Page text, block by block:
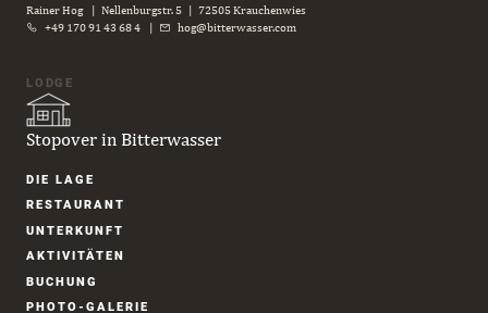
Rainer Hog | Nellenburgstr. 5 | 72505 Krauchenwies
+49 170 91 43 68 4
hog@bitterwasser.com
LODGE
Stopover in Bitterwasser
Navigation
DIE LAGE
RESTAURANT
UNTER­KUNFT
AKTIVITÄTEN
BUCHUNG
PHOTO-GALERIE